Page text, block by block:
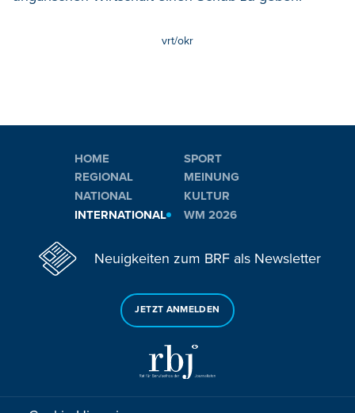
vrt/okr
HOME
REGIONAL
NATIONAL
INTERNATIONAL
SPORT
MEINUNG
KULTUR
WM 2026
Neuigkeiten zum BRF als Newsletter
JETZT ANMELDEN